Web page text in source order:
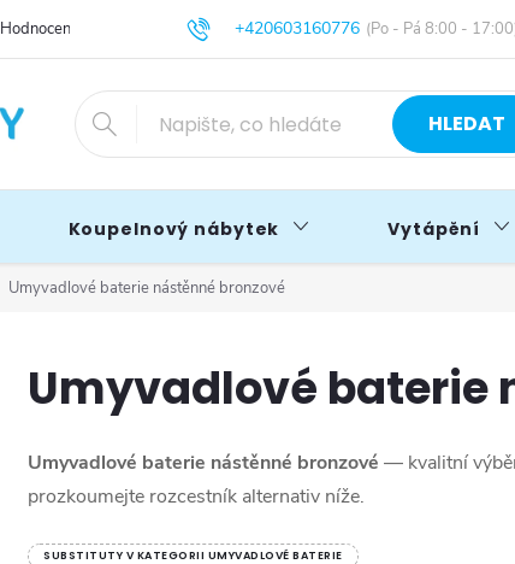
+420603160776
info@primakoupelny.cz
Hodnocení obchodu Obchodní podmínky Blog
HLEDAT
Koupelnový nábytek Vytápění
Umyvadlové baterie nástěnné bronzové
Umyvadlové baterie
Umyvadlové baterie nástěnné bronzové — kvalitní
prozkoumejte rozcestník alternativ níže.
SUBSTITUTY V KATEGORII UMYVADLOVÉ BATERIE